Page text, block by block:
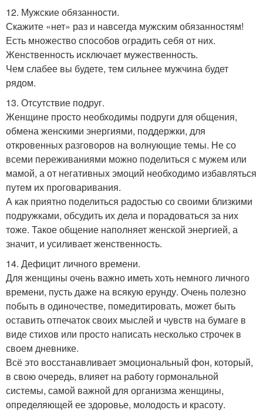
12. Мужские обязанности.
Скажите «нет» раз и навсегда мужским обязанностям!
Есть множество способов оградить себя от них.
Женственность исключает мужественность.
Чем слабее вы будете, тем сильнее мужчина будет
рядом.
13. Отсутствие подруг.
Женщине просто необходимы подруги для общения,
обмена женскими энергиями, поддержки, для
откровенных разговоров на волнующие темы. Не со
всеми переживаниями можно поделиться с мужем или
мамой, а от негативных эмоций необходимо избавляться
путем их проговаривания.
А как приятно поделиться радостью со своими близкими
подружками, обсудить их дела и порадоваться за них
тоже. Такое общение наполняет женской энергией, а
значит, и усиливает женственность.
14. Дефицит личного времени.
Для женщины очень важно иметь хоть немного личного
времени, пусть даже на всякую ерунду. Очень полезно
побыть в одиночестве, помедитировать, может быть
оставить отпечаток своих мыслей и чувств на бумаге в
виде стихов или просто написать несколько строчек в
своем дневнике.
Всё это восстанавливает эмоциональный фон, который,
в свою очередь, влияет на работу гормональной
системы, самой важной для организма женщины,
определяющей ее здоровье, молодость и красоту.